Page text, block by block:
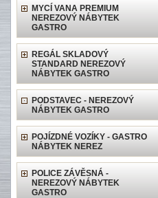
MYCÍ VANA PREMIUM
NEREZOVÝ NÁBYTEK
GASTRO
REGÁL SKLADOVÝ
STANDARD NEREZOVÝ
NÁBYTEK GASTRO
PODSTAVEC - NEREZOVÝ
NÁBYTEK GASTRO
POJÍZDNÉ VOZÍKY - GASTRO
NÁBYTEK NEREZ
POLICE ZÁVĚSNÁ -
NEREZOVÝ NÁBYTEK
GASTRO